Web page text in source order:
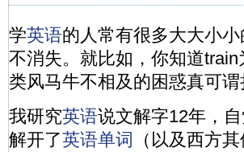
学英语的人常有很多大大小
不消失。就比如，你知道train
类风马牛不相及的困惑真可
我研究英语说文解字12年，
解开了英语单词
（以及西方